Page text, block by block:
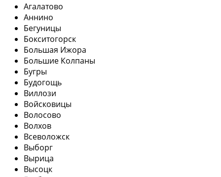
Агалатово
Аннино
Бегуницы
Бокситогорск
Большая Ижора
Большие Колпаны
Бугры
Будогощь
Виллози
Войсковицы
Волосово
Волхов
Всеволожск
Выборг
Вырица
Высоцк